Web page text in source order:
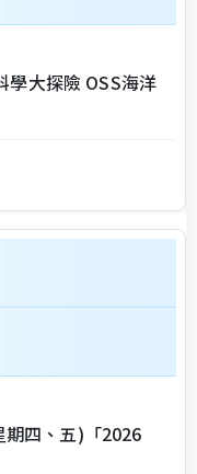
學大探險 OSS海洋
四、五)「2026